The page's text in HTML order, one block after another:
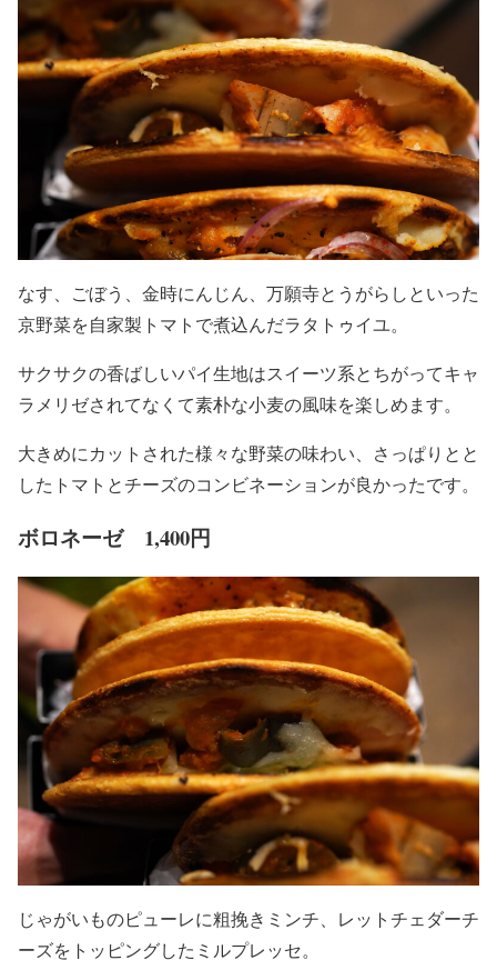
なす、ごぼう、金時にんじん、万願寺とうがらしといった
京野菜を自家製トマトで煮込んだラタトゥイユ。
サクサクの香ばしいパイ生地はスイーツ系とちがってキャ
ラメリゼされてなくて素朴な小麦の風味を楽しめます。
大きめにカットされた様々な野菜の味わい、さっぱりとと
したトマトとチーズのコンビネーションが良かったです。
ボロネーゼ 1,400円
じゃがいものピューレに粗挽きミンチ、レットチェダーチ
ーズをトッピングしたミルプレッセ。